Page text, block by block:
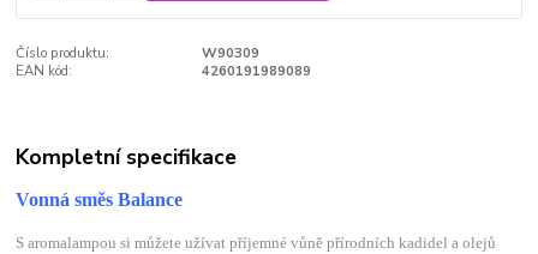
Číslo produktu:
W90309
EAN kód:
4260191989089
Kompletní specifikace
Vonná směs Balance
S aromalampou si můžete užívat příjemné vůně přírodních kadidel a olejů